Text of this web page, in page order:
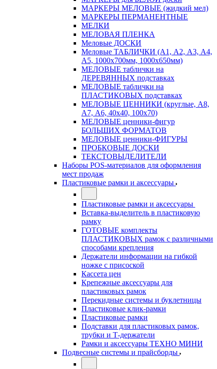
МАРКЕРЫ МЕЛОВЫЕ (жидкий мел)
МАРКЕРЫ ПЕРМАНЕНТНЫЕ
МЕЛКИ
МЕЛОВАЯ ПЛЕНКА
Меловые ДОСКИ
Меловые ТАБЛИЧКИ (А1, А2, А3, А4,
А5, 1000х700мм, 1000х650мм)
МЕЛОВЫЕ таблички на
ДЕРЕВЯННЫХ подставках
МЕЛОВЫЕ таблички на
ПЛАСТИКОВЫХ подставках
МЕЛОВЫЕ ЦЕННИКИ (круглые, А8,
А7, А6, 40х40, 100х70)
МЕЛОВЫЕ ценники-фигур
БОЛЬШИХ ФОРМАТОВ
МЕЛОВЫЕ ценники-ФИГУРЫ
ПРОБКОВЫЕ ДОСКИ
ТЕКСТОВЫДЕЛИТЕЛИ
Наборы POS-материалов для оформления
мест продаж
Пластиковые рамки и аксессуары
Пластиковые рамки и аксессуары
Вставка-выделитель в пластиковую
рамку
ГОТОВЫЕ комплекты
ПЛАСТИКОВЫХ рамок с различными
способами крепления
Держатели информации на гибкой
ножке с присоской
Кассета цен
Крепежные аксессуары для
пластиковых рамок
Перекидные системы и буклетницы
Пластиковые клик-рамки
Пластиковые рамки
Подставки для пластиковых рамок,
трубки и Т-держатели
Рамки и аксессуары ТЕХНО МИНИ
Подвесные системы и прайсборды